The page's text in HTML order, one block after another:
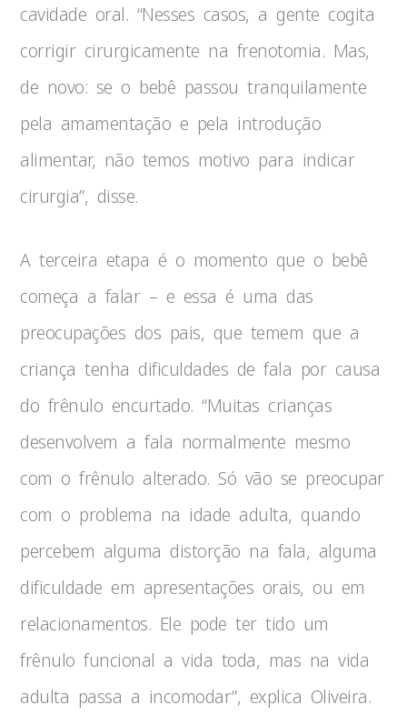
cavidade oral. “Nesses casos, a gente cogita
corrigir cirurgicamente na frenotomia. Mas,
de novo: se o bebê passou tranquilamente
pela amamentação e pela introdução
alimentar, não temos motivo para indicar
cirurgia”, disse.
A terceira etapa é o momento que o bebê
começa a falar – e essa é uma das
preocupações dos pais, que temem que a
criança tenha dificuldades de fala por causa
do frênulo encurtado. “Muitas crianças
desenvolvem a fala normalmente mesmo
com o frênulo alterado. Só vão se preocupar
com o problema na idade adulta, quando
percebem alguma distorção na fala, alguma
dificuldade em apresentações orais, ou em
relacionamentos. Ele pode ter tido um
frênulo funcional a vida toda, mas na vida
adulta passa a incomodar”, explica Oliveira.